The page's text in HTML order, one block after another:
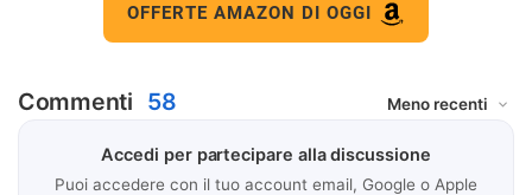
OFFERTE AMAZON DI OGGI
Commenti 58
Accedi per partecipare alla discussione
Puoi accedere con il tuo account email, Google o Apple